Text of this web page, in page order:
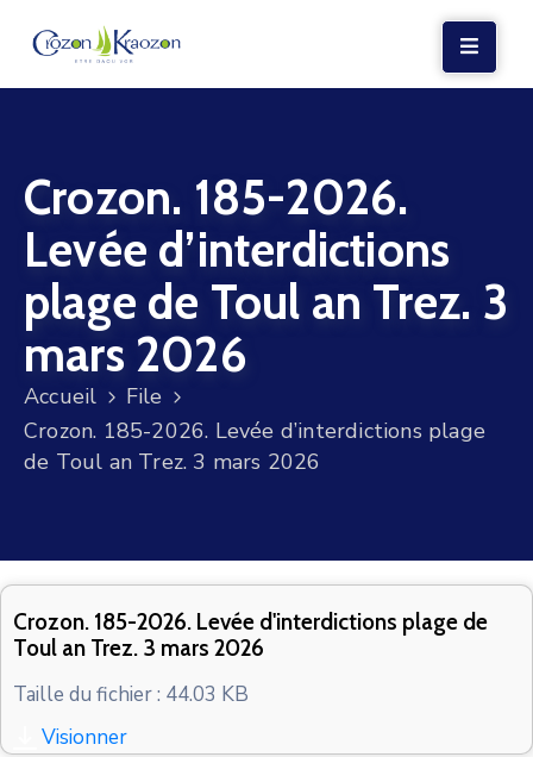
VIE
LOCALE
VIE
SOCIALE
TERRE
ET
MER
VOS
Crozon. 185-2026.
Levée d’interdictions
plage de Toul an Trez. 3
mars 2026
Accueil
File
Crozon. 185-2026. Levée d’interdictions plage
de Toul an Trez. 3 mars 2026
Crozon. 185-2026. Levée d'interdictions plage de
Toul an Trez. 3 mars 2026
Taille du fichier : 44.03 KB
Visionner